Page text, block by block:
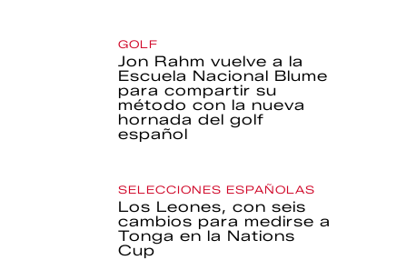
GOLF
Jon Rahm vuelve a la
Escuela Nacional Blume
para compartir su
método con la nueva
hornada del golf
español
SELECCIONES ESPAÑOLAS
Los Leones, con seis
cambios para medirse a
Tonga en la Nations
Cup